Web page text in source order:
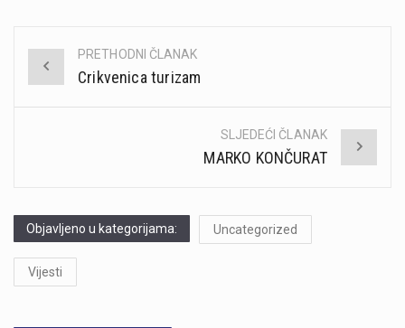
Post
PRETHODNI ČLANAK
Crikvenica turizam
SLJEDEĆI ČLANAK
MARKO KONČURAT
Objavljeno u kategorijama: Uncategorized
Vijesti